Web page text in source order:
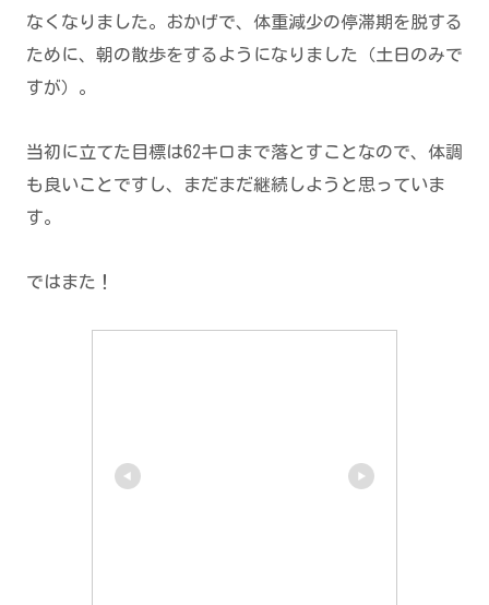
なくなりました。おかげで、体重減少の停滞期を脱する
ために、朝の散歩をするようになりました（土日のみで
すが）。
当初に立てた目標は62キロまで落とすことなので、体調
も良いことですし、まだまだ継続しようと思っていま
す。
ではまた！